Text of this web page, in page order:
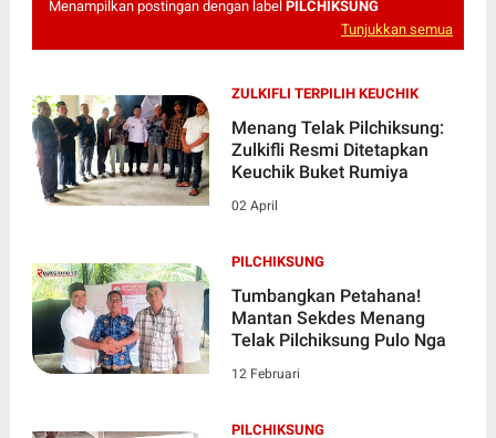
Menampilkan postingan dengan label PILCHIKSUNG
Tunjukkan semua
ZULKIFLI TERPILIH KEUCHIK
Menang Telak Pilchiksung:
Zulkifli Resmi Ditetapkan
Keuchik Buket Rumiya
02 April
PILCHIKSUNG
Tumbangkan Petahana!
Mantan Sekdes Menang
Telak Pilchiksung Pulo Nga
12 Februari
PILCHIKSUNG